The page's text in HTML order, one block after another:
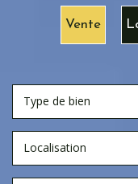
Vente
Type de bien
Localisation